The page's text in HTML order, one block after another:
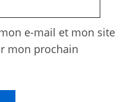
e-mail et mon site
mon prochain